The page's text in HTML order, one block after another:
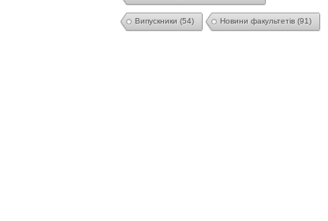
Випускники (54) Новини факультетів (91)